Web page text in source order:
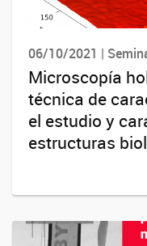
06/10/2021 |
Microscopía
técnica de
el estudio y
estructuras